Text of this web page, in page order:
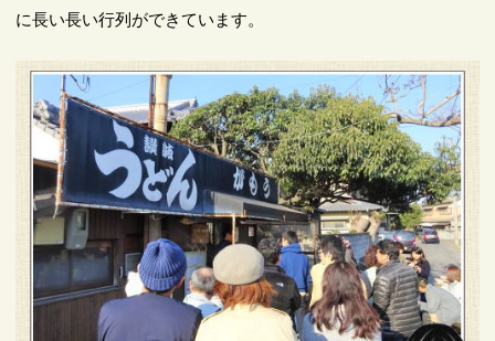
に長い長い行列ができています。